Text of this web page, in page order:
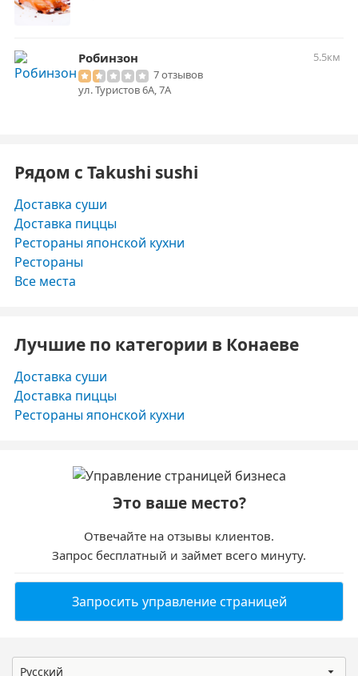
Робинзон
5.5км
7 отзывов
ул. Туристов 6А, 7А
Рядом с Takushi sushi
Доставка суши
Доставка пиццы
Рестораны японской кухни
Рестораны
Все места
Лучшие по категории в Конаеве
Доставка суши
Доставка пиццы
Рестораны японской кухни
Это ваше место?
Отвечайте на отзывы клиентов.
Запрос бесплатный и займет всего минуту.
Запросить управление страницей
Русский